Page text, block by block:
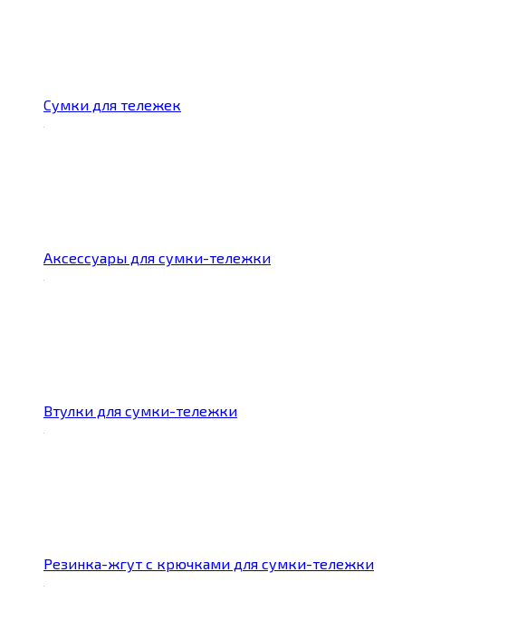
Сумки для тележек
Аксессуары для сумки-тележки
Втулки для сумки-тележки
Резинка-жгут с крючками для сумки-тележки